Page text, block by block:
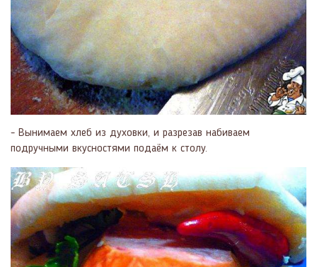
- Вынимаем хлеб из духовки, и разрезав набиваем
подручными вкусностями подаём к столу.